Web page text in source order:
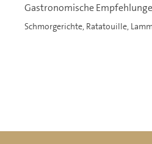
Gastronomische
Schmorgerichte, Ratatouille,